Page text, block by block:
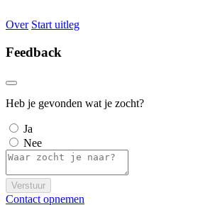
Over Start uitleg
Feedback
Heb je gevonden wat je zocht?
Ja
Nee
Verstuur
Contact opnemen